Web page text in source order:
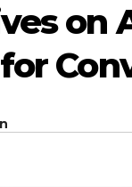
on